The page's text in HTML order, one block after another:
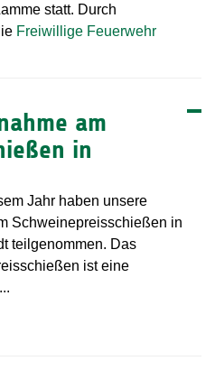
statt. Durch
Freiwillige Feuerwehr
am
in
Jahr haben unsere
Schweinepreisschießen in
teilgenommen. Das
ist eine